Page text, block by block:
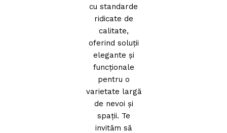
cu standarde
ridicate de
calitate,
oferind soluții
elegante și
funcționale
pentru o
varietate largă
de nevoi și
spații. Te
invităm să